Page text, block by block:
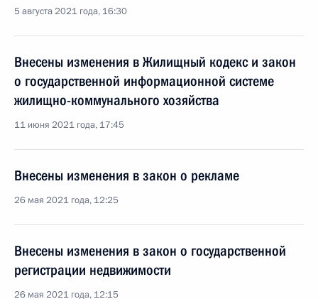
5 августа 2021 года, 16:30
Внесены изменения в Жилищный кодекс и закон
о государственной информационной системе
жилищно-коммунального хозяйства
11 июня 2021 года, 17:45
Внесены изменения в закон о рекламе
26 мая 2021 года, 12:25
Внесены изменения в закон о государственной
регистрации недвижимости
26 мая 2021 года, 12:15